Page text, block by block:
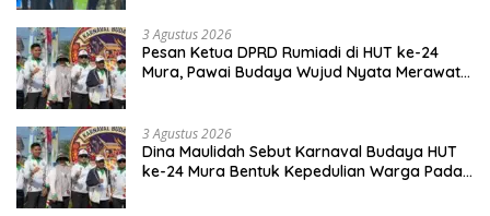
3 Agustus 2026
Pesan Ketua DPRD Rumiadi di HUT ke-24
Mura, Pawai Budaya Wujud Nyata Merawat
3 Agustus 2026
Dina Maulidah Sebut Karnaval Budaya HUT
ke-24 Mura Bentuk Kepedulian Warga Pada